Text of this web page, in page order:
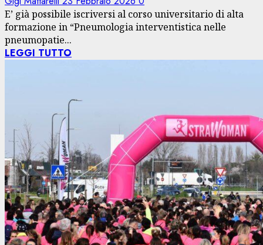
E’ già possibile iscriversi al corso universitario di alta
formazione in “Pneumologia interventistica nelle
pneumopatie...
LEGGI TUTTO